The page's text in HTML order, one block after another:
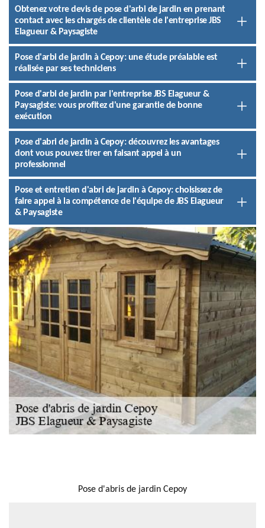
Obtenez votre devis de pose d'arbi de jardin en prenant
contact avec les chargés de clientèle de l'entreprise JBS
Elagueur & Paysagiste
Pose d'arbi de jardin à Cepoy: une étude préalable est
réalisée par ses techniciens
Pose d'arbi de jardin par l'entreprise JBS Elagueur &
Paysagiste: vous profitez d'une garantie de bonne
exécution
Pose d'abri de jardin à Cepoy: découvrez les avantages
dont vous pouvez tirer en faisant appel à un
professionnel
Pose et entretien d'abri de jardin à Cepoy: choisissez de
faire appel à la compétence de l'équipe de JBS Elagueur
& Paysagiste
Pose d'abris de jardin Cepoy